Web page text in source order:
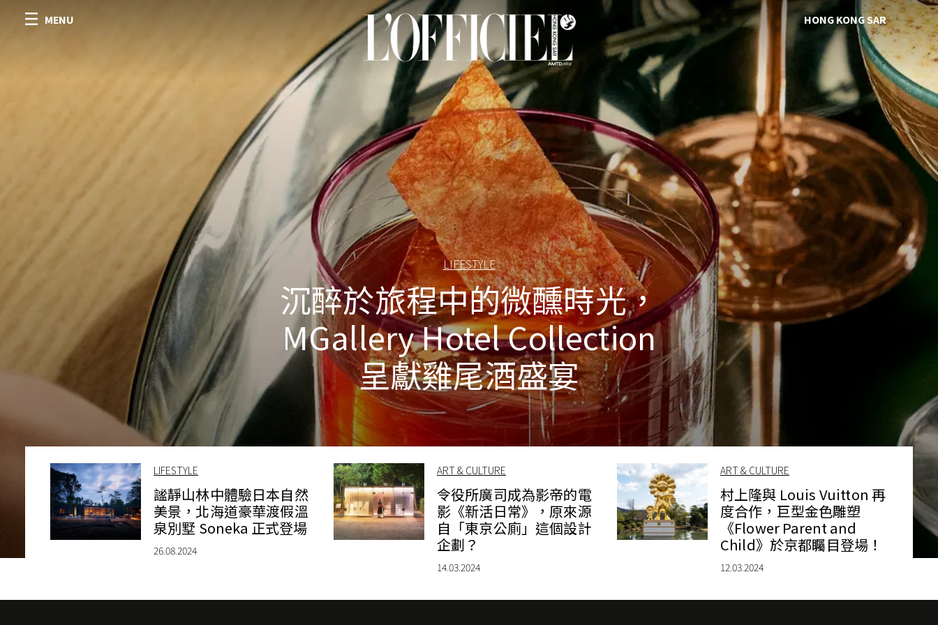
MENU HONG KONG SAR
LIFESTYLE
沉醉於旅程中的微醺時光，
MGallery Hotel Collection
呈獻雞尾酒盛宴
LIFESTYLE
謐靜山林中體驗日本自然
美景，北海道豪華渡假溫
泉別墅 Soneka 正式登場
26.08.2024
ART & CULTURE
令役所廣司成為影帝的電
影《新活日常》，原來源
自「東京公廁」這個設計
企劃？
14.03.2024
ART & CULTURE
村上隆與 Louis Vuitton 再
度合作，巨型金色雕塑
《Flower Parent and
Child》於京都矚目登場！
12.03.2024